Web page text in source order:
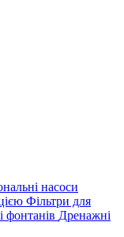
насоси
Фільтри для
фонтанів Дренажні